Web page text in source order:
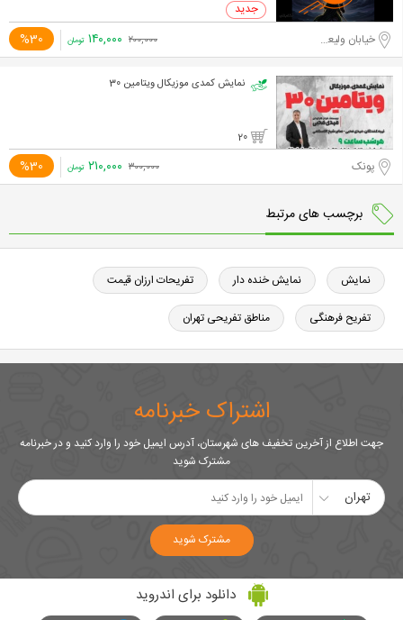
خیابان ولیعصر جنوبی %30 ۲۰۰,۰۰۰ ۱۴۰,۰۰۰ تومان
نمایش کمدی موزیکال ویتامین 30
20
پونک %30 ۳۰۰,۰۰۰ ۲۱۰,۰۰۰ تومان
برچسب های مرتبط
نمایش نمایش خنده دار تفریحات ارزان قیمت
تفریح فرهنگی مناطق تفریحی تهران
اشتراک خبرنامه
جهت اطلاع از آخرین تخفیف های شهرستان، آدرس ایمیل خود را وارد کنید و در خبرنامه
مشترک شوید
تهران
مشترک شوید
دانلود برای اندروید